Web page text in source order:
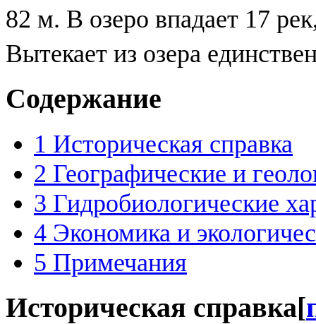
82 м. В озеро впадает 17
Вытекает из озера
Содержание
1 Историческая справка
2 Географические и
3 Гидробиологические
4 Экономика и
5 Примечания
Историческая справка[